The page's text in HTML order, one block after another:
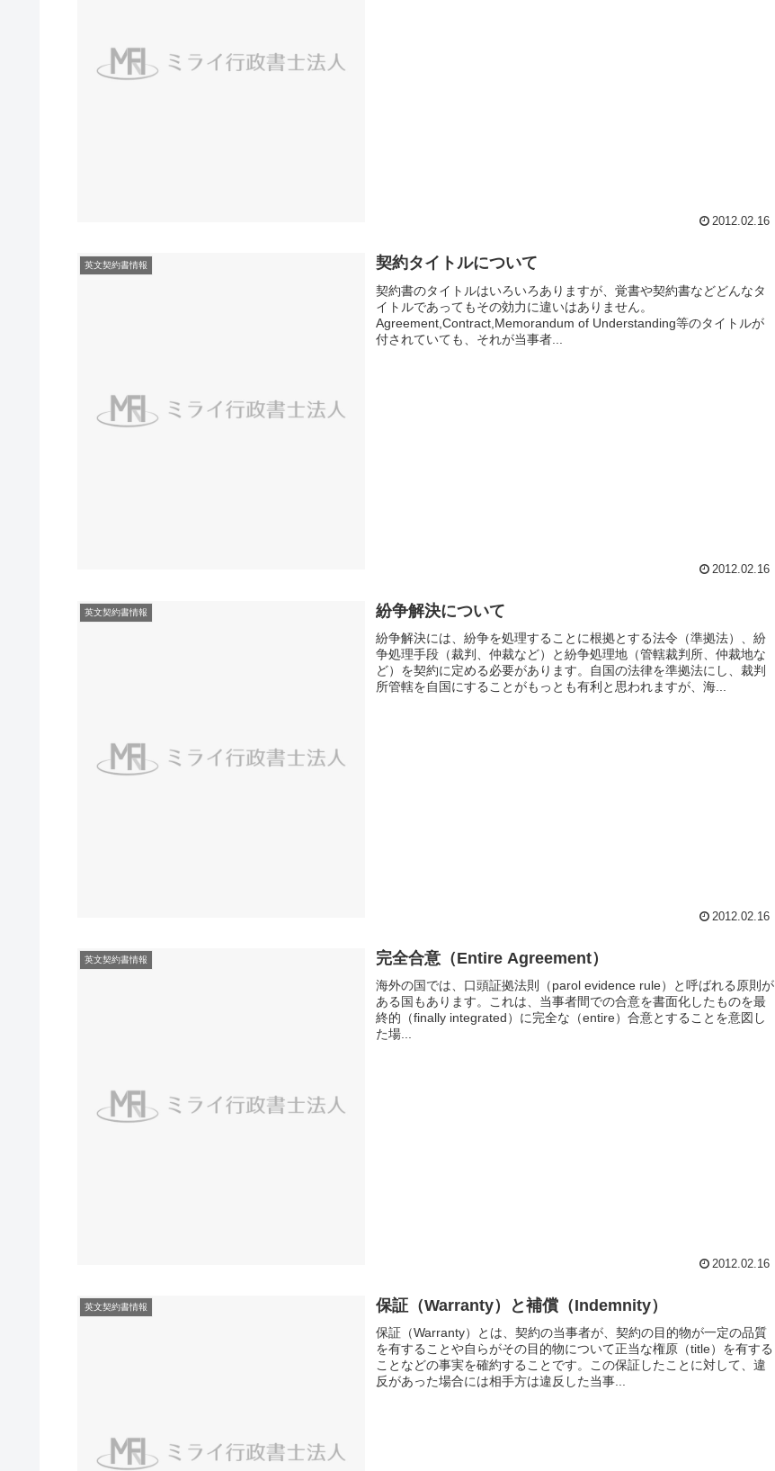
2012.02.16
英文契約書情報 契約タイトルについて
契約書のタイトルはいろいろありますが、覚書や契約書などどんなタ
イトルであってもその効力に違いはありません。
Agreement,Contract,Memorandum of Understanding等のタイトルが
付されていても、それが当事者...
2012.02.16
英文契約書情報 紛争解決について
紛争解決には、紛争を処理することに根拠とする法令（準拠法）、紛
争処理手段（裁判、仲裁など）と紛争処理地（管轄裁判所、仲裁地な
ど）を契約に定める必要があります。自国の法律を準拠法にし、裁判
所管轄を自国にすることがもっとも有利と思われますが、海...
2012.02.16
英文契約書情報 完全合意（Entire Agreement）
海外の国では、口頭証拠法則（parol evidence rule）と呼ばれる原則が
ある国もあります。これは、当事者間での合意を書面化したものを最
終的（finally integrated）に完全な（entire）合意とすることを意図し
た場...
2012.02.16
英文契約書情報 保証（Warranty）と補償（Indemnity）
保証（Warranty）とは、契約の当事者が、契約の目的物が一定の品質
を有することや自らがその目的物について正当な権原（title）を有する
ことなどの事実を確約することです。この保証したことに対して、違
反があった場合には相手方は違反した当事...